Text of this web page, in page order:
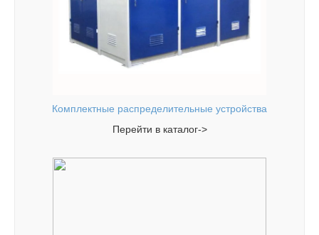
Комплектные распределительные устройства
Перейти в каталог->